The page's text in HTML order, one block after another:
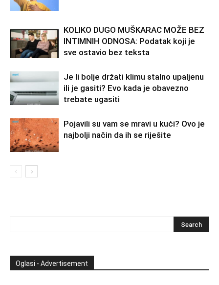
KOLIKO DUGO MUŠKARAC MOŽE BEZ
INTIMNIH ODNOSA: Podatak koji je
sve ostavio bez teksta
Je li bolje držati klimu stalno upaljenu
ili je gasiti? Evo kada je obavezno
trebate ugasiti
Pojavili su vam se mravi u kući? Ovo je
najbolji način da ih se riješite
Oglasi - Advertisement